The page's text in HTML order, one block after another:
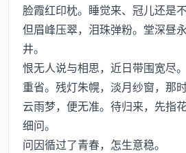
脸霞红印枕。睡觉来、冠儿还是
但眉峰压翠，泪珠弹粉。堂深昼
井。
恨无人说与相思，近日带围宽尽。
重省。残灯朱幌，淡月纱窗，那
云雨梦，便无准。待归来，先指
细问。
问因循过了青春，怎生意稳。